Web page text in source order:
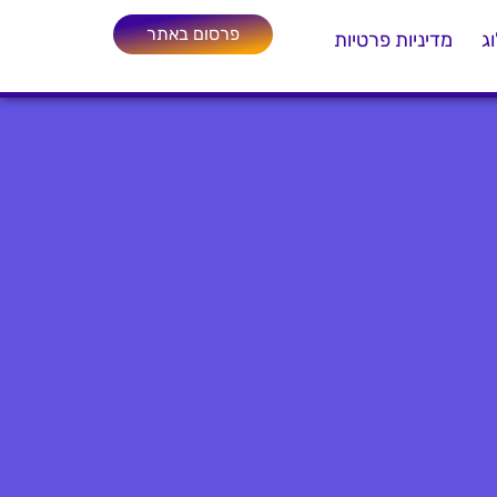
מדיניות פרטיות פרסום באתר